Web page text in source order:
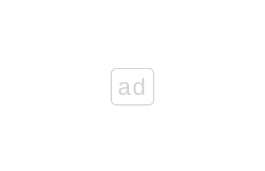
ad